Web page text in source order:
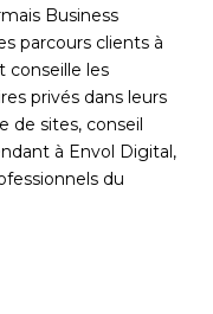
Business
parcours clients à
conseille les
privés dans leurs
de sites, conseil
à Envol Digital,
du